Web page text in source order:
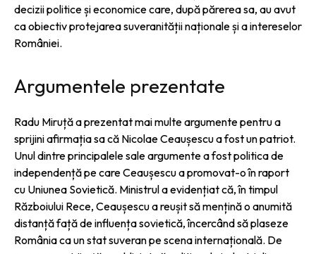
decizii politice și economice care, după părerea sa, au avut
ca obiectiv protejarea suveranității naționale și a intereselor
României.
Argumentele prezentate
Radu Miruță a prezentat mai multe argumente pentru a
sprijini afirmația sa că Nicolae Ceaușescu a fost un patriot.
Unul dintre principalele sale argumente a fost politica de
independență pe care Ceaușescu a promovat-o în raport
cu Uniunea Sovietică. Ministrul a evidențiat că, în timpul
Războiului Rece, Ceaușescu a reușit să mențină o anumită
distanță față de influența sovietică, încercând să plaseze
România ca un stat suveran pe scena internațională. De